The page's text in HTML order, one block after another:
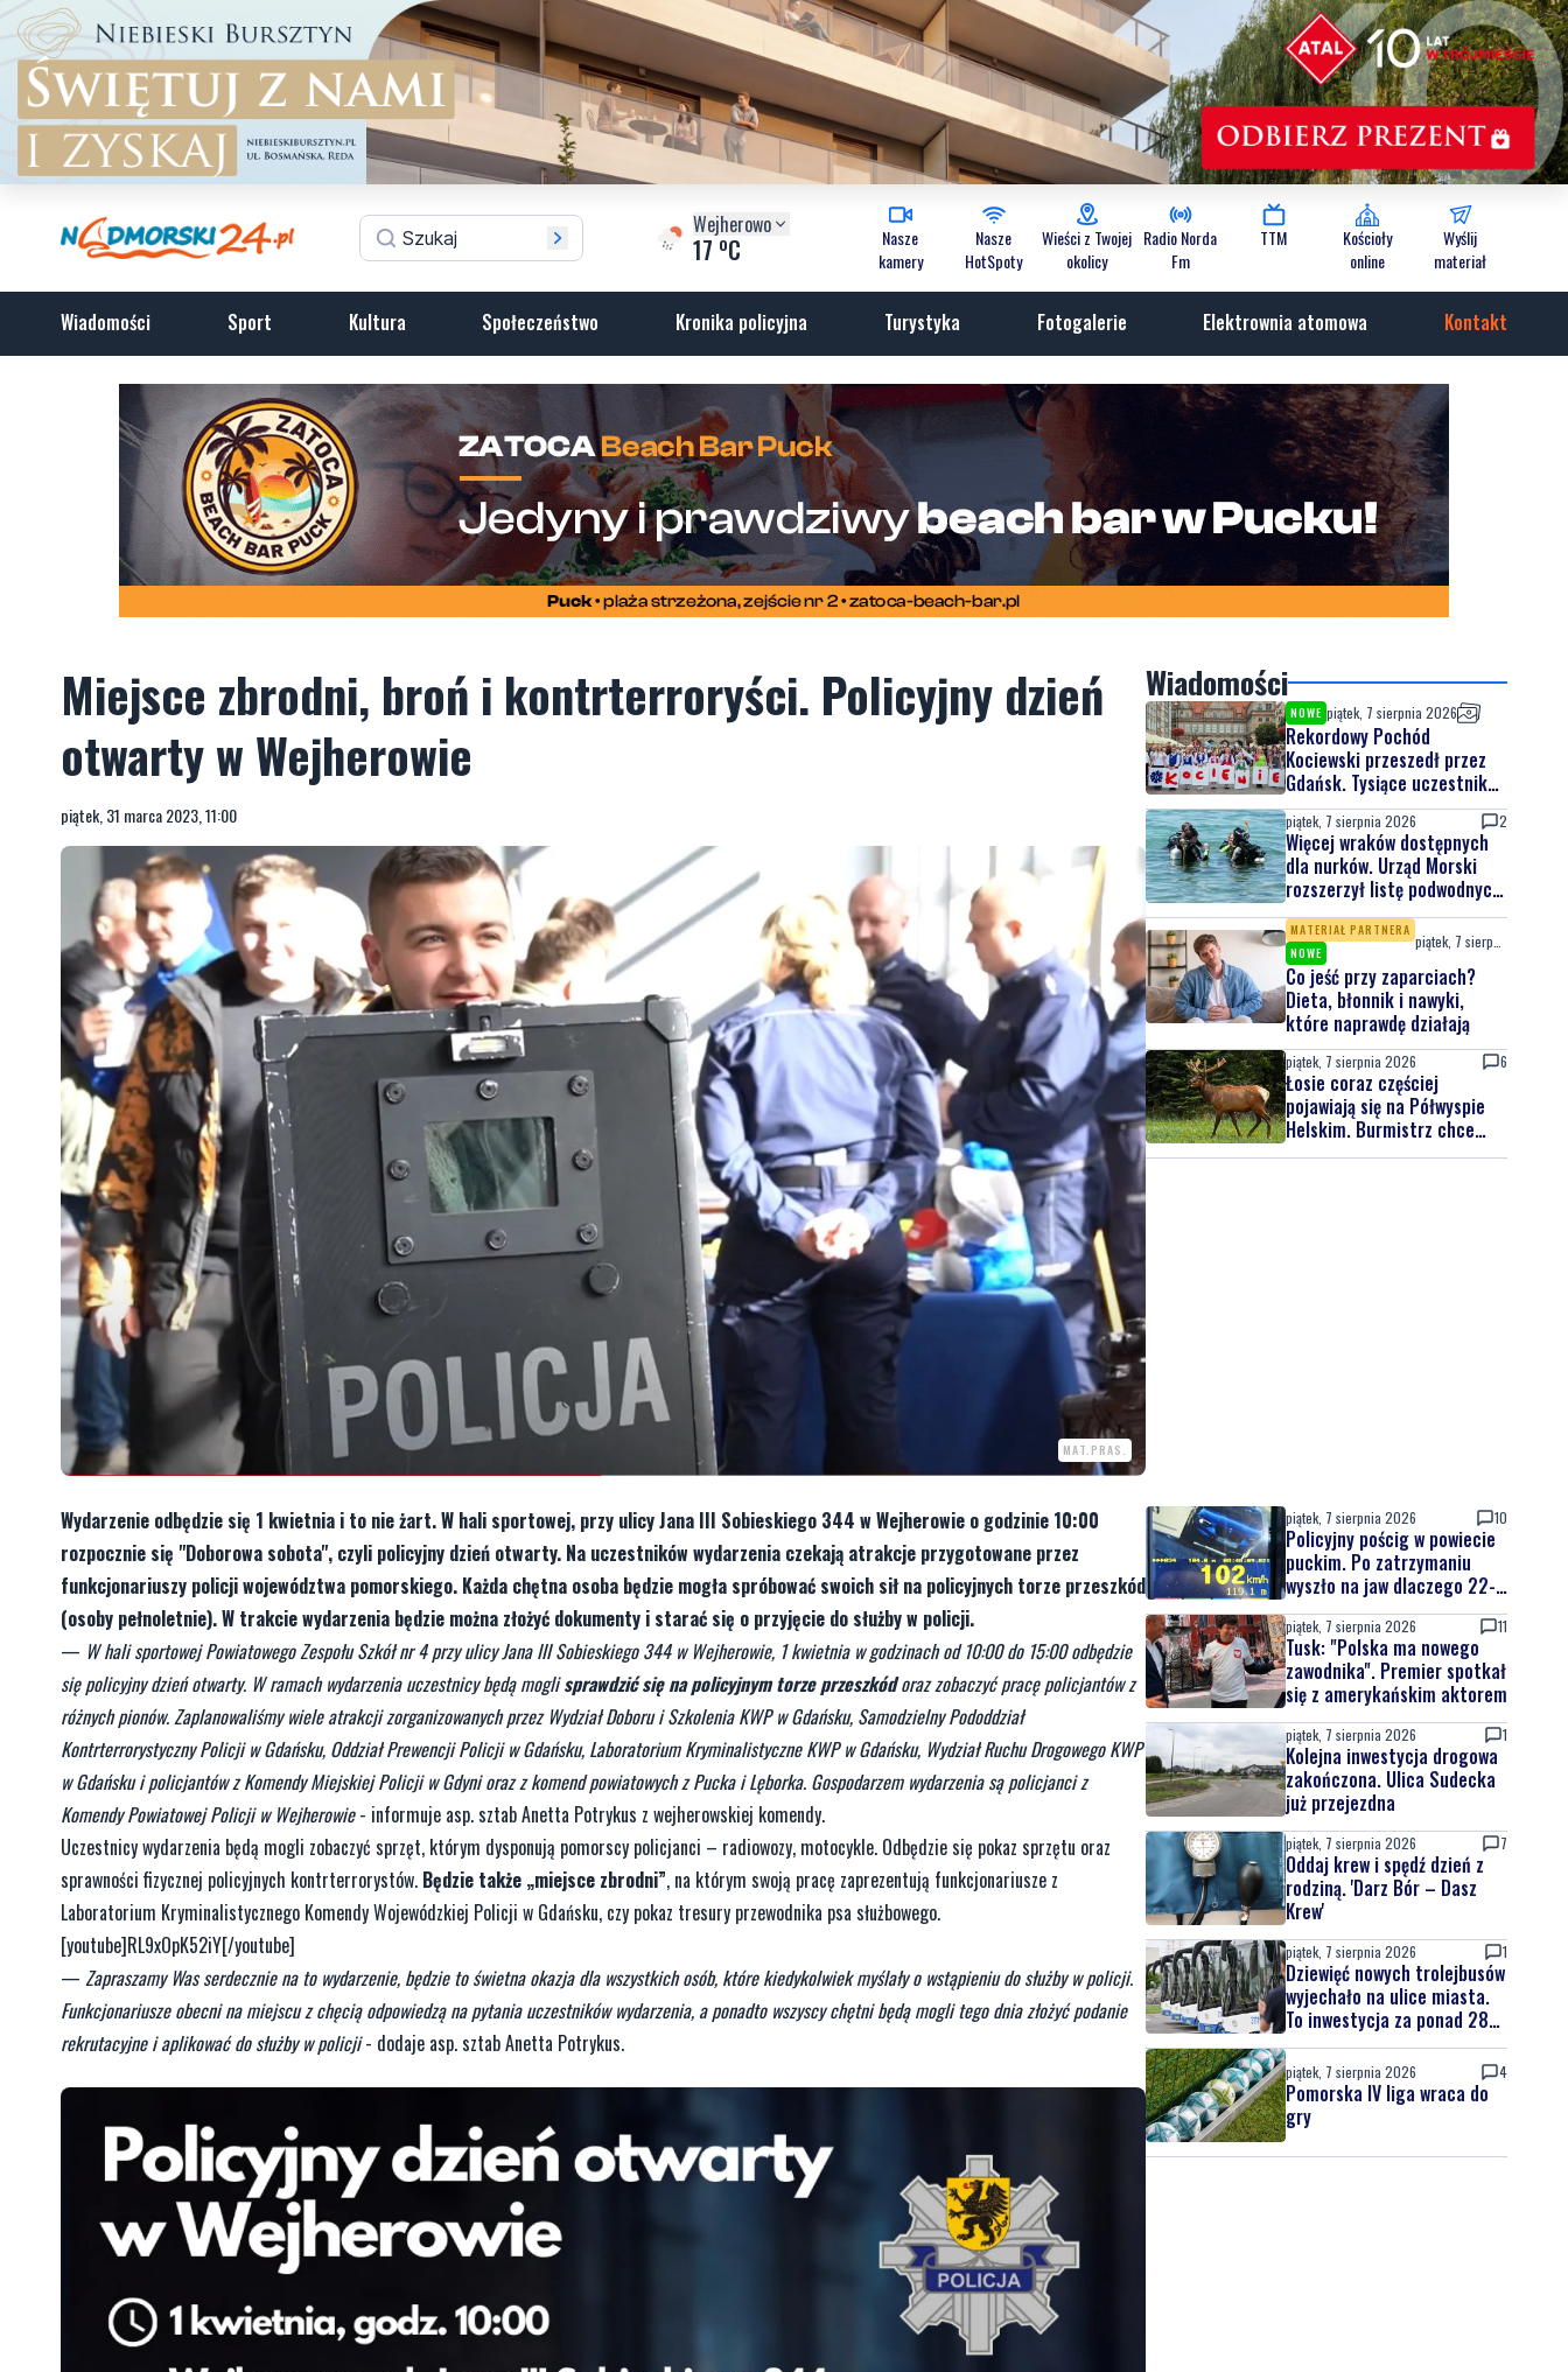
Wejherowo
17 oC
Nasze
kamery
Nasze
HotSpoty
Wieści z Twojej
okolicy
Radio Norda
Fm
TTM
Kościoły
online
Wyślij
materiał
Wiadomości Sport Kultura Społeczeństwo Kronika policyjna Turystyka Fotogalerie Elektrownia atomowa Kontakt
Miejsce zbrodni, broń i kontrterroryści. Policyjny dzień
otwarty w Wejherowie
piątek, 31 marca 2023, 11:00
MAT.PRAS.
Wydarzenie odbędzie się 1 kwietnia i to nie żart. W hali sportowej, przy ulicy Jana III Sobieskiego 344 w Wejherowie o godzinie 10:00
rozpocznie się "Doborowa sobota", czyli policyjny dzień otwarty. Na uczestników wydarzenia czekają atrakcje przygotowane przez
funkcjonariuszy policji województwa pomorskiego. Każda chętna osoba będzie mogła spróbować swoich sił na policyjnych torze przeszkód
(osoby pełnoletnie). W trakcie wydarzenia będzie można złożyć dokumenty i starać się o przyjęcie do służby w policji.
— W hali sportowej Powiatowego Zespołu Szkół nr 4 przy ulicy Jana III Sobieskiego 344 w Wejherowie, 1 kwietnia w godzinach od 10:00 do 15:00 odbędzie
się policyjny dzień otwarty. W ramach wydarzenia uczestnicy będą moglisprawdzić się na policyjnym torze przeszkódoraz zobaczyć pracę policjantów z
różnych pionów. Zaplanowaliśmy wiele atrakcji zorganizowanych przez Wydział Doboru i Szkolenia KWP w Gdańsku, Samodzielny Pododdział
Kontrterrorystyczny Policji w Gdańsku, Oddział Prewencji Policji w Gdańsku, Laboratorium Kryminalistyczne KWP w Gdańsku, Wydział Ruchu Drogowego KWP
w Gdańsku i policjantów z Komendy Miejskiej Policji w Gdyni oraz z komend powiatowych z Pucka i Lęborka. Gospodarzem wydarzenia są policjanci z
Komendy Powiatowej Policji w Wejherowie- informuje asp. sztab Anetta Potrykus z wejherowskiej komendy.
Uczestnicy wydarzenia będą mogli zobaczyć sprzęt, którym dysponują pomorscy policjanci – radiowozy, motocykle. Odbędzie się pokaz sprzętu oraz
sprawności fizycznej policyjnych kontrterrorystów. Będzie także „miejsce zbrodni”, na którym swoją pracę zaprezentują funkcjonariusze z
Laboratorium Kryminalistycznego Komendy Wojewódzkiej Policji w Gdańsku, czy pokaz tresury przewodnika psa służbowego.
[youtube]RL9xOpK52iY[/youtube]
— Zapraszamy Was serdecznie na to wydarzenie, będzie to świetna okazja dla wszystkich osób, które kiedykolwiek myślały o wstąpieniu do służby w policji.
Funkcjonariusze obecni na miejscu z chęcią odpowiedzą na pytania uczestników wydarzenia, a ponadto wszyscy chętni będą mogli tego dnia złożyć podanie
rekrutacyjne i aplikować do służby w policji- dodaje asp. sztab Anetta Potrykus.
Wiadomości
NOWE piątek, 7 sierpnia 2026
Rekordowy Pochód
Kociewski przeszedł przez
Gdańsk. Tysiące uczestników
na jubileuszowej edycji
piątek, 7 sierpnia 2026 2
Więcej wraków dostępnych
dla nurków. Urząd Morski
rozszerzył listę podwodnych
atrakcji
MATERIAŁ PARTNERA
NOWE
Co jeść przy zaparciach?
Dieta, błonnik i nawyki,
które naprawdę działają
piątek, 7 sierpnia 2026 6
Łosie coraz częściej
pojawiają się na Półwyspie
Helskim. Burmistrz chce
nowych znaków drogowych
piątek, 7 sierpnia 2026 10
Policyjny pościg w powiecie
puckim. Po zatrzymaniu
wyszło na jaw dlaczego 22-
latek uciekał
piątek, 7 sierpnia 2026 11
Tusk: "Polska ma nowego
zawodnika". Premier spotkał
się z amerykańskim aktorem
piątek, 7 sierpnia 2026 1
Kolejna inwestycja drogowa
zakończona. Ulica Sudecka
już przejezdna
piątek, 7 sierpnia 2026 7
Oddaj krew i spędź dzień z
rodziną. 'Darz Bór – Dasz
Krew'
piątek, 7 sierpnia 2026 1
Dziewięć nowych trolejbusów
wyjechało na ulice miasta.
To inwestycja za ponad 28
mln zł
piątek, 7 sierpnia 2026 4
Pomorska IV liga wraca do
gry